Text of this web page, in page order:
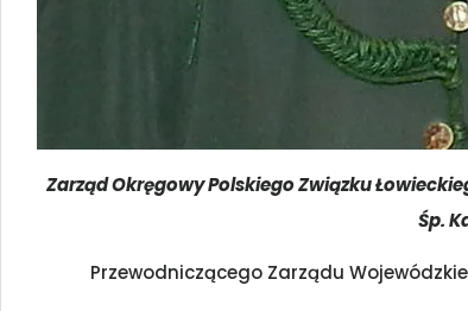
Zarząd Okręgowy Polskiego Związku
Śp.
Przewodniczącego Zarządu